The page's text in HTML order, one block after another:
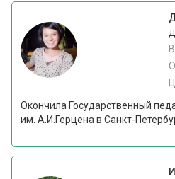
Окончила Государственный
им. А.И.Герцена в Санкт-